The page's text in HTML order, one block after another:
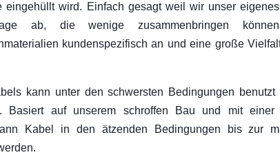
wird. Einfach gesagt weil wir unser
ab, die wenige zusammenbringen
kundenspezifisch an und eine große
kann unter den schwersten Bedingungen
Basiert auf unserem schroffen Bau und mit
Kabel in den ätzenden Bedingungen bis zur